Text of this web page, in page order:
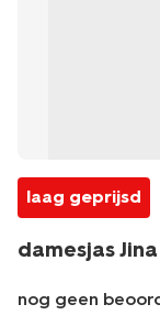
laag geprijsd
damesjas
nog geen